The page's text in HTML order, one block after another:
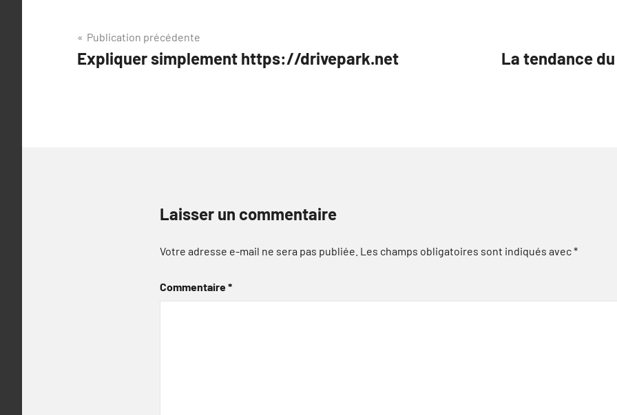
Navigation
de
Publication précédente
Expliquer simplement https://drivepark.net
La tendance
Laisser un commentaire
Votre adresse e-mail ne sera pas publiée. Les champs obligatoires sont indiqués avec*
Commentaire*